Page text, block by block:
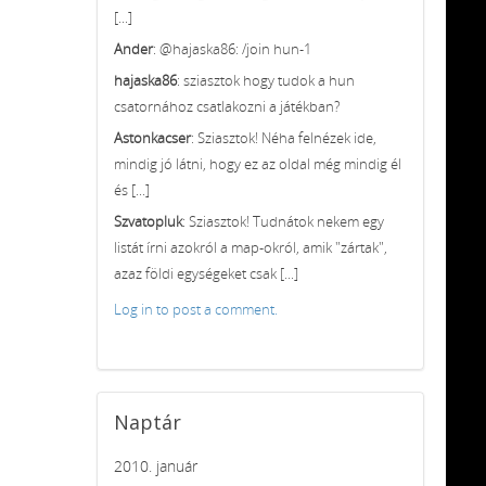
[...]
Ander: @hajaska86: /join hun-1
hajaska86: sziasztok hogy tudok a hun
csatornához csatlakozni a játékban?
Astonkacser: Sziasztok! Néha felnézek ide,
mindig jó látni, hogy ez az oldal még mindig él
és [...]
Szvatopluk: Sziasztok! Tudnátok nekem egy
listát írni azokról a map-okról, amik "zártak",
azaz földi egységeket csak [...]
Log in to post a comment.
Naptár
2010. január